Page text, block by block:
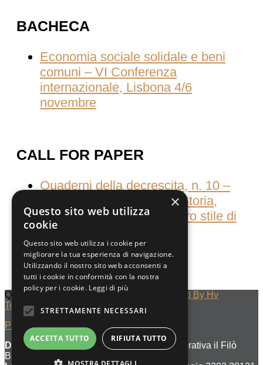
BACHECA
Economia sociale solidale e beni
comuni – VI Conferenza
internazionale, Lisbona 4/6
novembre
CALL FOR PAPER
Quaderni della decrescita, n. 10 –
Consumati dal consumo Storia,
culture e pratiche del nostro stile di
vita
Quaderni Della Decrescita © 2023
Designed By Hv
Technology
Privacy Policy
Denominazione di editore :
Società Cooperativa il Filò
BDES
×
Questo sito web utilizza
cookie
Questo sito web utilizza i cookie per
migliorare la tua esperienza di navigazione.
Utilizzando il nostro sito web acconsenti a
tutti i cookie in conformità con la nostra
policy per i cookie. Leggi di più
STRETTAMENTE NECESSARI
ACCETTA TUTTO RIFIUTA TUTTO